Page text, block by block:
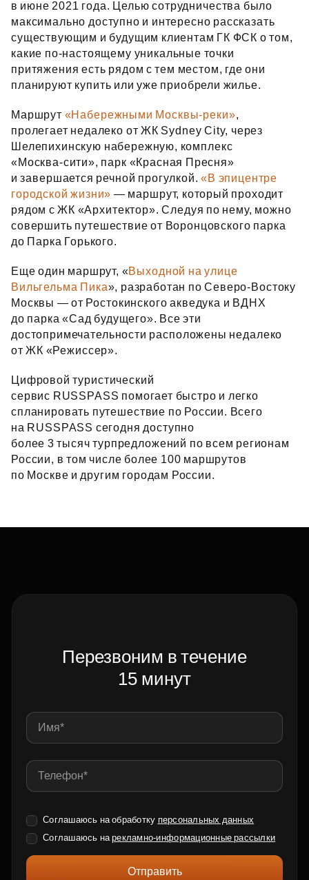
в июне 2021 года. Целью сотрудничества было
максимально доступно и интересно рассказать
существующим и будущим клиентам ГК ФСК о том,
какие по‑настоящему уникальные точки
притяжения есть рядом с тем местом, где они
планируют купить или уже приобрели жилье.
Маршрут «Набережными Москвы-реки»,
пролегает недалеко от ЖК Sydney City, через
Шелепихинскую набережную, комплекс
«Москва‑сити», парк «Красная Пресня»
и завершается речной прогулкой.«В эпицентре
городской жизни» — маршрут, который проходит
рядом с ЖК «Архитектор». Следуя по нему, можно
совершить путешествие от Воронцовского парка
до Парка Горького.
Еще один маршрут, «Выходной на улице
Вильгельма Пика», разработан по Северо‑Востоку
Москвы — от Ростокинского акведука и ВДНХ
до парка «Сад будущего». Все эти
достопримечательности расположены недалеко
от ЖК «Режиссер».
Цифровой туристический
сервис RUSSPASS помогает быстро и легко
спланировать путешествие по России. Всего
на RUSSPASS сегодня доступно
более 3 тысяч турпредложений по всем регионам
России, в том числе более 100 маршрутов
по Москве и другим городам России.
Перезвоним в течение
15 минут
Соглашаюсь на обработку персональных данных
Соглашаюсь нарекламно-информационные рассылки
Отправить